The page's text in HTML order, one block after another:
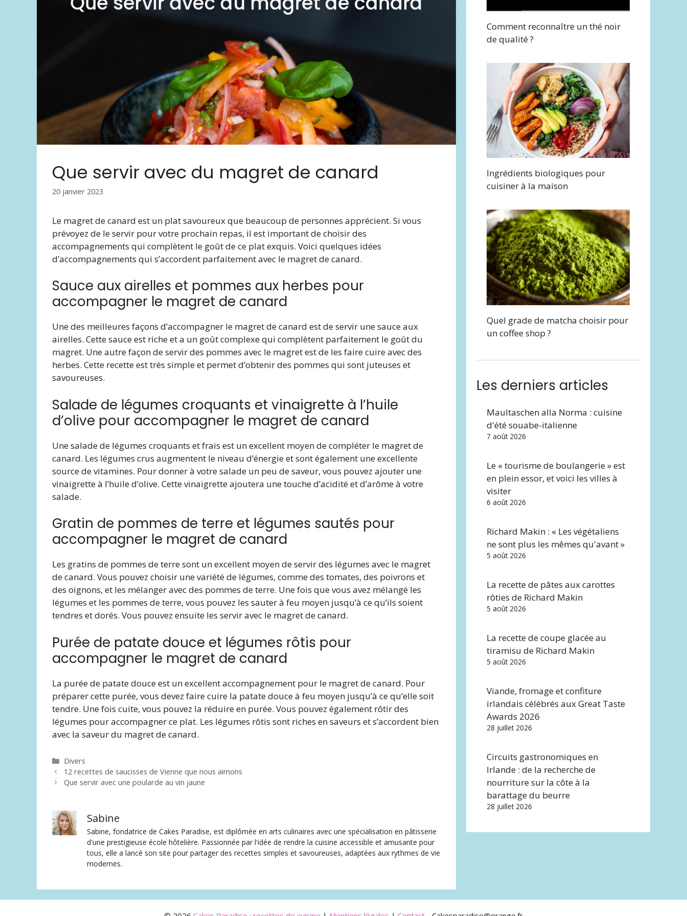
Que servir avec du magret de canard
20 janvier 2023
Le magret de canard est un plat savoureux que beaucoup de personnes apprécient. Si vous
prévoyez de le servir pour votre prochain repas, il est important de choisir des
accompagnements qui complètent le goût de ce plat exquis. Voici quelques idées
d’accompagnements qui s’accordent parfaitement avec le magret de canard.
Sauce aux airelles et pommes aux herbes pour
accompagner le magret de canard
Une des meilleures façons d’accompagner le magret de canard est de servir une sauce aux
airelles. Cette sauce est riche et a un goût complexe qui complètent parfaitement le goût du
magret. Une autre façon de servir des pommes avec le magret est de les faire cuire avec des
herbes. Cette recette est très simple et permet d’obtenir des pommes qui sont juteuses et
savoureuses.
Salade de légumes croquants et vinaigrette à l’huile
d’olive pour accompagner le magret de canard
Une salade de légumes croquants et frais est un excellent moyen de compléter le magret de
canard. Les légumes crus augmentent le niveau d’énergie et sont également une excellente
source de vitamines. Pour donner à votre salade un peu de saveur, vous pouvez ajouter une
vinaigrette à l’huile d’olive. Cette vinaigrette ajoutera une touche d’acidité et d’arôme à votre
salade.
Gratin de pommes de terre et légumes sautés pour
accompagner le magret de canard
Les gratins de pommes de terre sont un excellent moyen de servir des légumes avec le magret
de canard. Vous pouvez choisir une variété de légumes, comme des tomates, des poivrons et
des oignons, et les mélanger avec des pommes de terre. Une fois que vous avez mélangé les
légumes et les pommes de terre, vous pouvez les sauter à feu moyen jusqu’à ce qu’ils soient
tendres et dorés. Vous pouvez ensuite les servir avec le magret de canard.
Purée de patate douce et légumes rôtis pour
accompagner le magret de canard
La purée de patate douce est un excellent accompagnement pour le magret de canard. Pour
préparer cette purée, vous devez faire cuire la patate douce à feu moyen jusqu’à ce qu’elle soit
tendre. Une fois cuite, vous pouvez la réduire en purée. Vous pouvez également rôtir des
légumes pour accompagner ce plat. Les légumes rôtis sont riches en saveurs et s’accordent bien
avec la saveur du magret de canard.
Catégories
Divers
12 recettes de saucisses de Vienne que nous aimons
Que servir avec une poularde au vin jaune
Sabine
Sabine, fondatrice de Cakes Paradise, est diplômée en arts culinaires avec une spécialisation en pâtisserie
d'une prestigieuse école hôtelière. Passionnée par l'idée de rendre la cuisine accessible et amusante pour
tous, elle a lancé son site pour partager des recettes simples et savoureuses, adaptées aux rythmes de vie
modernes.
Comment reconnaître un thé noir
de qualité ?
Ingrédients biologiques pour
cuisiner à la maison
Quel grade de matcha choisir pour
un coffee shop ?
Les derniers articles
Maultaschen alla Norma : cuisine
d'été souabe-italienne
7 août 2026
Le « tourisme de boulangerie » est
en plein essor, et voici les villes à
visiter
6 août 2026
Richard Makin : « Les végétaliens
ne sont plus les mêmes qu'avant »
5 août 2026
La recette de pâtes aux carottes
rôties de Richard Makin
5 août 2026
La recette de coupe glacée au
tiramisu de Richard Makin
5 août 2026
Viande, fromage et confiture
irlandais célébrés aux Great Taste
Awards 2026
28 juillet 2026
Circuits gastronomiques en
Irlande : de la recherche de
nourriture sur la côte à la
barattage du beurre
28 juillet 2026